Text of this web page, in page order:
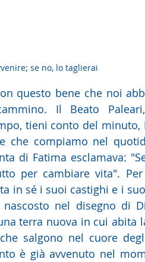
se no, lo taglierai
questo bene che noi
Il Beato Paleari,
tieni conto del minuto,
che compiamo nel
di Fatima esclamava:
per cambiare vita".
in sé i suoi castighi e i
nel disegno di
terra nuova in cui abita
salgono nel cuore
è già avvenuto nel